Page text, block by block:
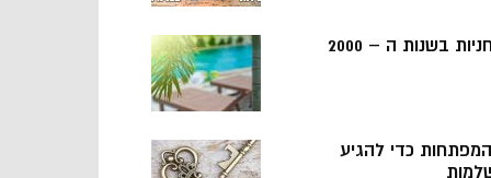
בשנות ה – 2000
5 המפתחות כדי להגיע